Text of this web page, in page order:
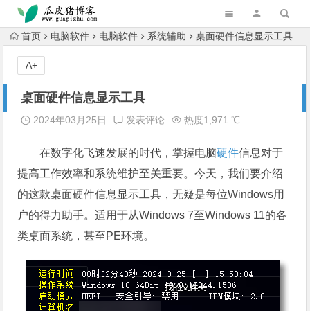
跳转到主内容
首页 电脑软件 电脑软件 系统辅助 桌面硬件信息显示工具
桌面硬件信息显示工具
2024年03月25日 发表评论 热度1,971 ℃
在数字化飞速发展的时代，掌握电脑硬件信息对于
提高工作效率和系统维护至关重要。今天，我们要介绍
的这款桌面硬件信息显示工具，无疑是每位Windows用
户的得力助手。适用于从Windows 7至Windows 11的各
类桌面系统，甚至PE环境。
A+